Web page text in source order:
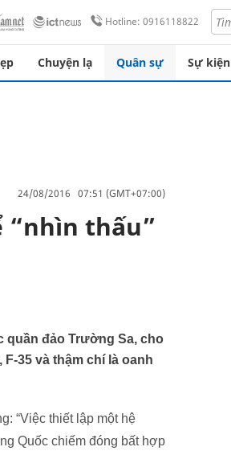
Hotline: 0916118822
Chuyện lạ Quân sự Sự kiện
24/08/2016 07:51 (GMT+07:00)
“nhìn thấu”
quần đảo Trường Sa, cho
35 và thậm chí là oanh
“Việc thiết lập một hệ
Quốc chiếm đóng bất hợp